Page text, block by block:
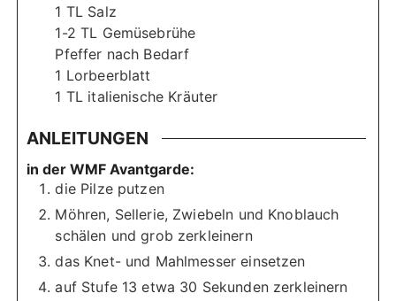
1 TL Salz
1-2 TL Gemüsebrühe
Pfeffer nach Bedarf
1 Lorbeerblatt
1 TL italienische Kräuter
ANLEITUNGEN
in der WMF Avantgarde:
die Pilze putzen
Möhren, Sellerie, Zwiebeln und Knoblauch
schälen und grob zerkleinern
das Knet- und Mahlmesser einsetzen
auf Stufe 13 etwa 30 Sekunden zerkleinern